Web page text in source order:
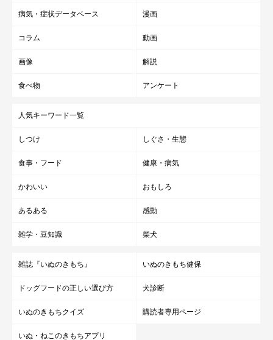
監修／いぬのきもち相談室獣医師
文／コージー根本
病気・症状データベース 漫画
コラム 動画
画像 解説
食べ物 アンケート
人気キーワード一覧
しつけ しぐさ・生態
食事・フード 健康・病気
かわいい おもしろ
あるある 感動
雑学・豆知識 柴犬
雑誌『いぬのきもち』 いぬのきもち健保
ドッグフードの正しい選び方 犬診断
いぬのきもちクイズ 購読者専用ページ
いぬ・ねこのきもちアプリ